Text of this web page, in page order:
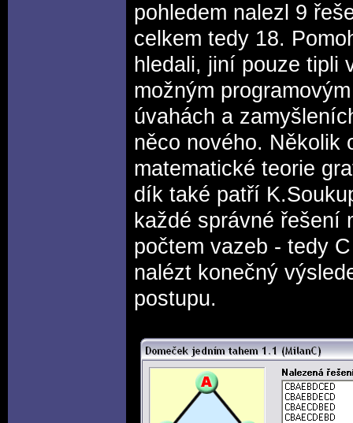
pohledem nalezl 9
celkem tedy 18.
hledali, jiní pouze tipli
možným
úvahách a
něco nového. Několik
matematické teorie
dík také patří
každé správné řešení
počtem vazeb - tedy
nalézt konečný
postupu.